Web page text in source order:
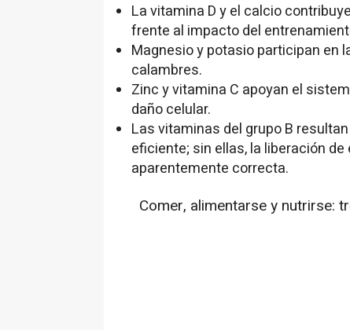
La vitamina D y el calcio
frente al impacto del
Magnesio y potasio participan en
calambres.
Zinc y vitamina C apoyan el
daño celular.
Las vitaminas del grupo B
eficiente; sin ellas, la liberación
aparentemente correcta.
Comer, alimentarse y nutrirse: